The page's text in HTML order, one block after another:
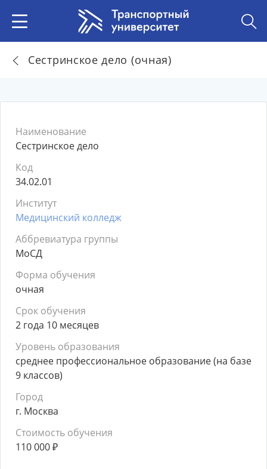
Сестринское дело (очная)
Наименование
Сестринское дело
Код
34.02.01
Институт
Медицинский колледж
Аббревиатура группы
МоСД
Форма обучения
очная
Срок обучения
2 года 10 месяцев
Уровень образования
среднее профессиональное образование (на базе
9 классов)
Город
г. Москва
Стоимость обучения
110 000₽